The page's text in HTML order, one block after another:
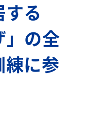
る
」の全
練に参